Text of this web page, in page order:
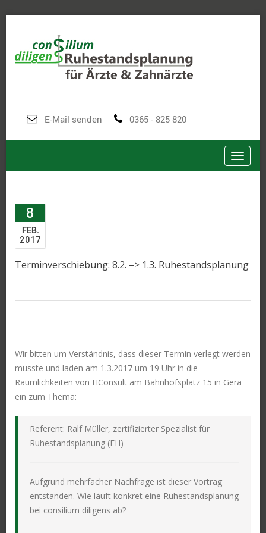
0365 - 825 820
E-Mail senden
8
FEB.
2017
Terminverschiebung: 8.2. –> 1.3. Ruhestandsplanung
Wir bitten um Verständnis, dass dieser Termin verlegt werden
musste und laden am 1.3.2017 um 19 Uhr in die
Räumlichkeiten von HConsult am Bahnhofsplatz 15 in Gera
ein zum Thema:
Referent: Ralf Müller, zertifizierter Spezialist für
Ruhestandsplanung (FH)
Aufgrund mehrfacher Nachfrage ist dieser Vortrag
entstanden. Wie läuft konkret eine Ruhestandsplanung
bei consilium diligens ab?